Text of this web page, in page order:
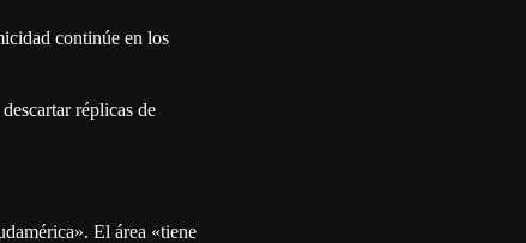
continúe en los
réplicas de
El área «tiene